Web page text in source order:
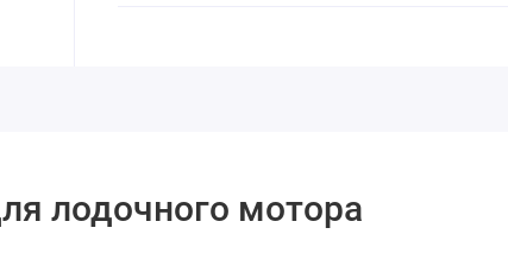
лодочного мотора